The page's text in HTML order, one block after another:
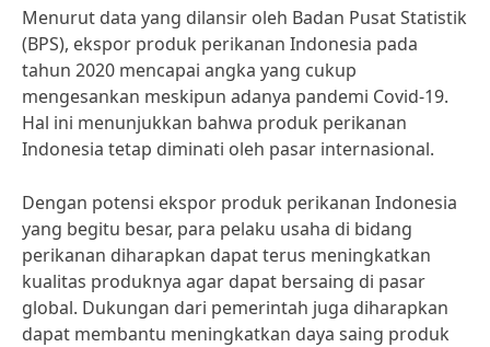
Menurut data yang dilansir oleh Badan Pusat Statistik
(BPS), ekspor produk perikanan Indonesia pada
tahun 2020 mencapai angka yang cukup
mengesankan meskipun adanya pandemi Covid-19.
Hal ini menunjukkan bahwa produk perikanan
Indonesia tetap diminati oleh pasar internasional.
Dengan potensi ekspor produk perikanan Indonesia
yang begitu besar, para pelaku usaha di bidang
perikanan diharapkan dapat terus meningkatkan
kualitas produknya agar dapat bersaing di pasar
global. Dukungan dari pemerintah juga diharapkan
dapat membantu meningkatkan daya saing produk